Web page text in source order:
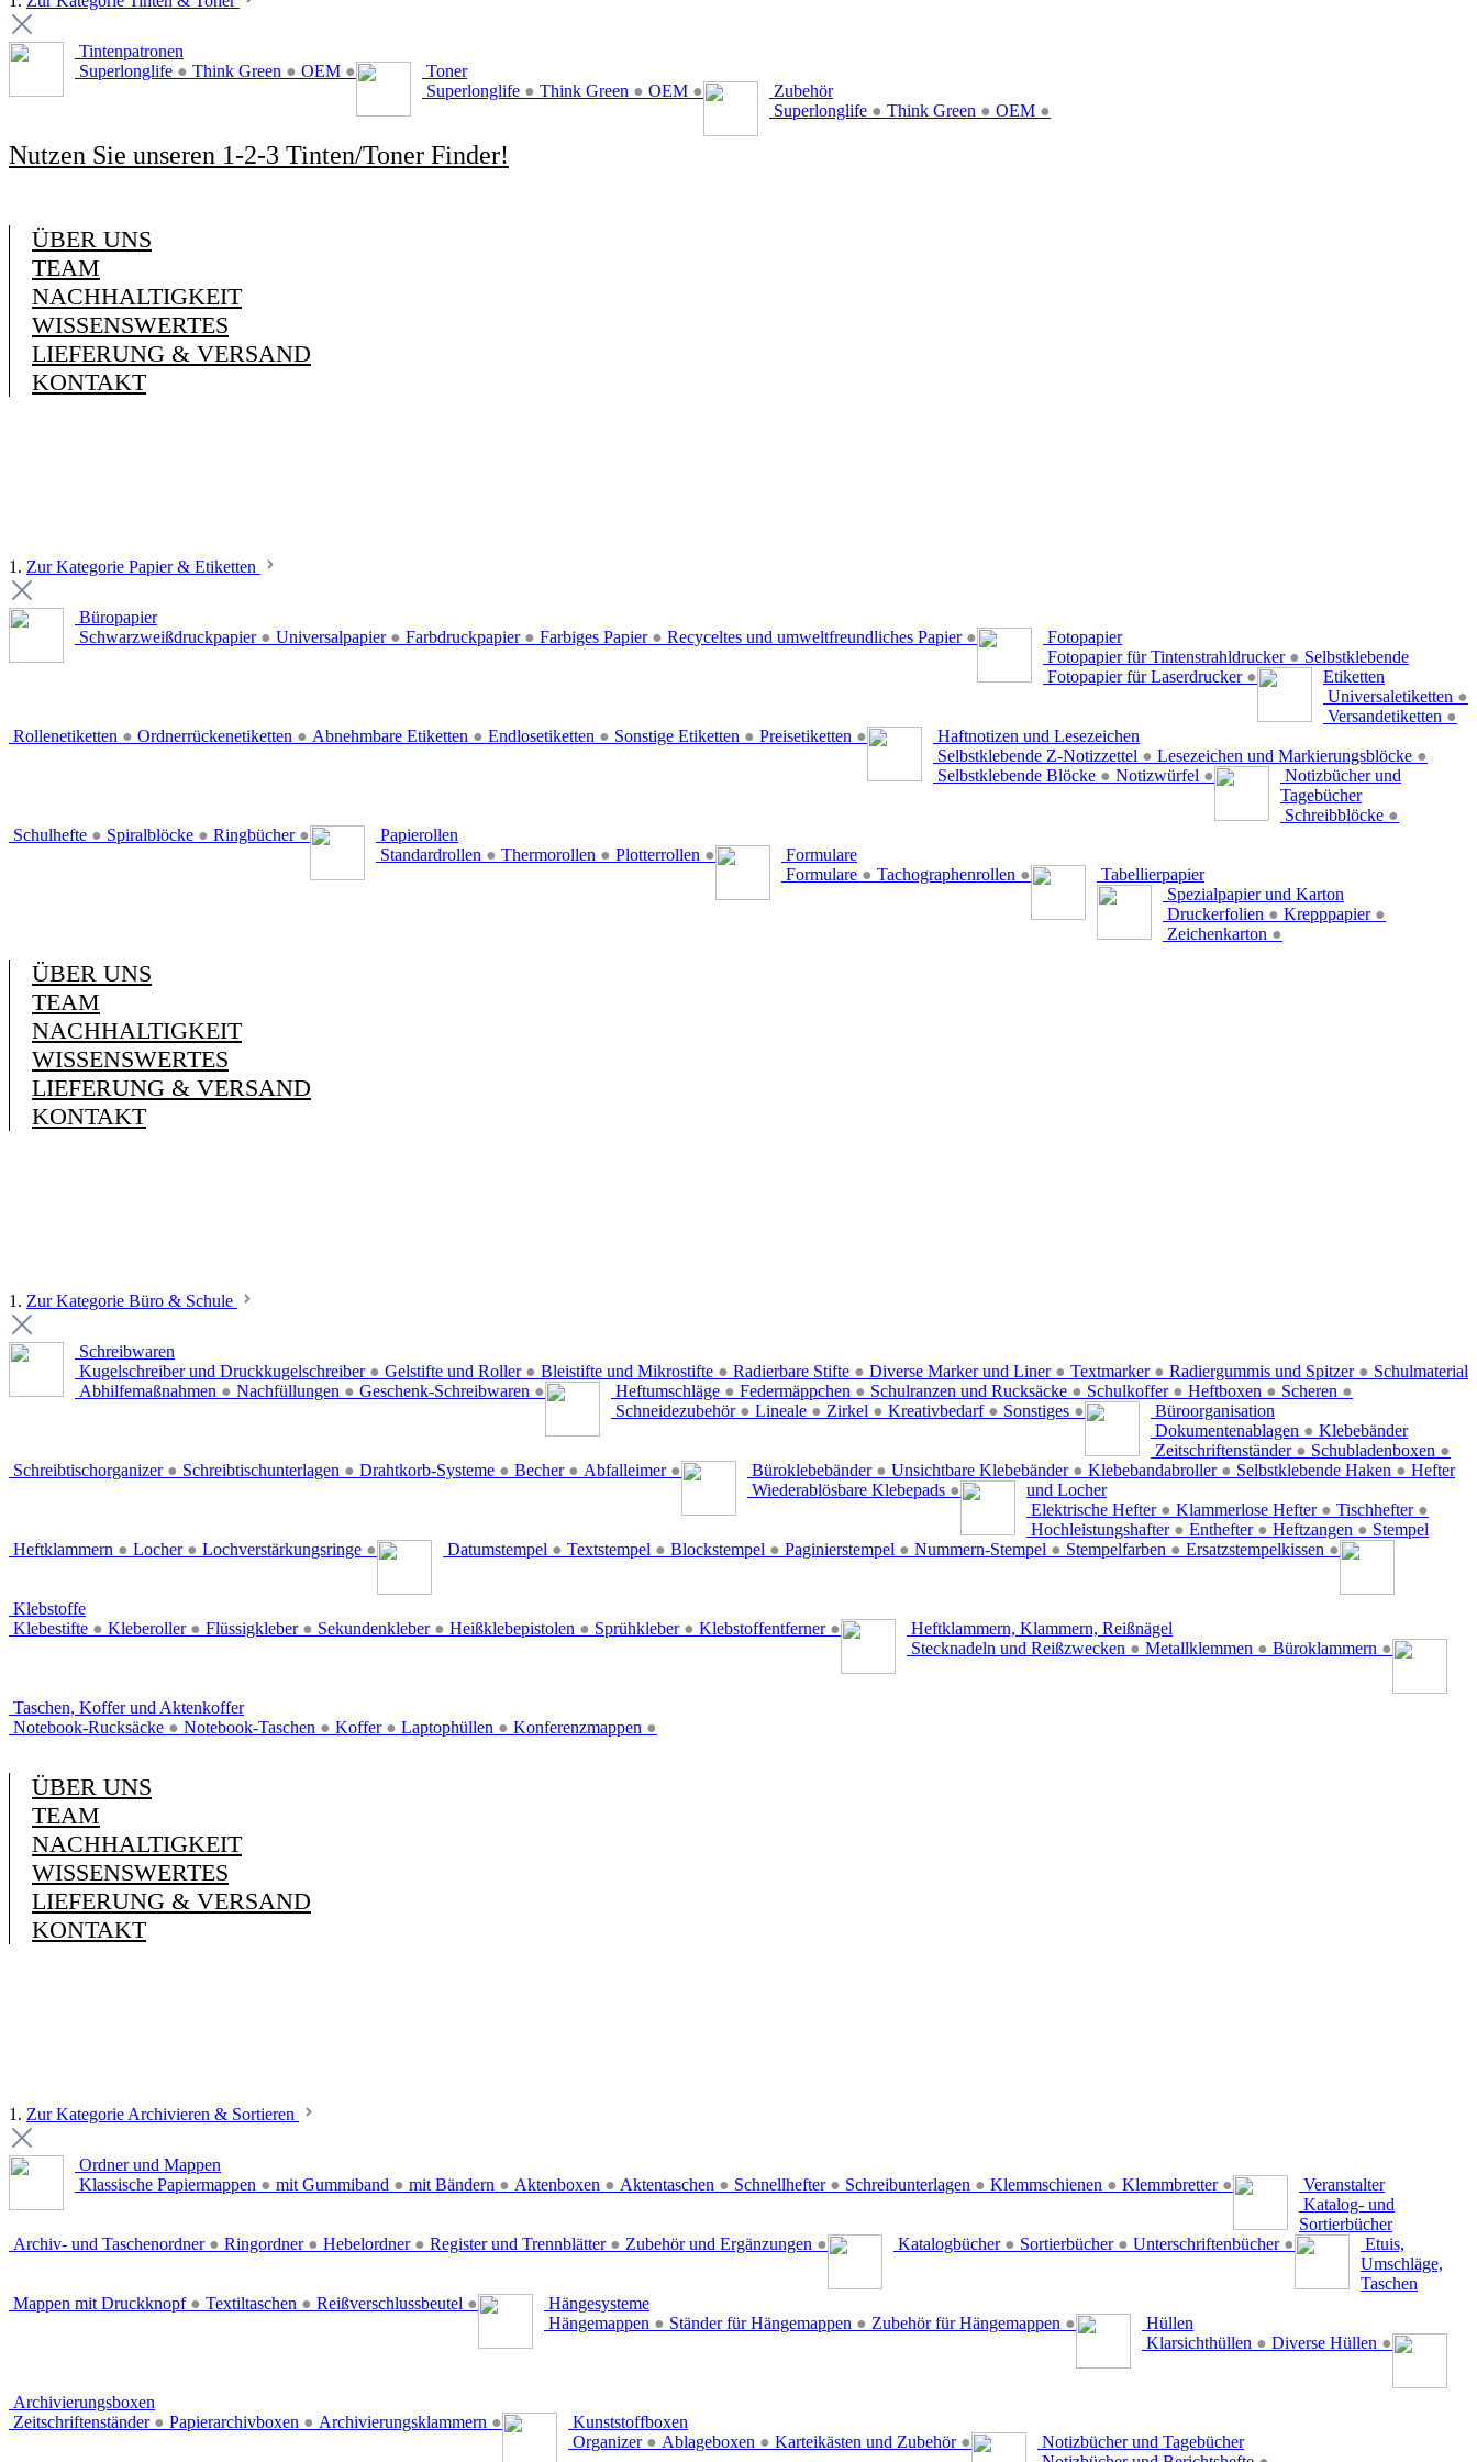
Tintenpatronen
Superlonglife ● Think Green ● OEM ●
Toner
Superlonglife ● Think Green ● OEM ●
Zubehör
Superlonglife ● Think Green ● OEM ●
Nutzen Sie unseren 1-2-3 Tinten/Toner Finder!
ÜBER UNS
TEAM
NACHHALTIGKEIT
WISSENSWERTES
LIEFERUNG & VERSAND
KONTAKT
1. Zur Kategorie Papier & Etiketten
Büropapier
Schwarzweißdruckpapier ● Universalpapier ● Farbdruckpapier ● Farbiges Papier ● Recyceltes und umweltfreundliches Papier ●
Fotopapier
Fotopapier für Tintenstrahldrucker ●
Fotopapier für Laserdrucker ●
Selbstklebende
Etiketten
Universaletiketten ●
Versandetiketten ●
Rollenetiketten ● Ordnerrückenetiketten ● Abnehmbare Etiketten ● Endlosetiketten ● Sonstige Etiketten ● Preisetiketten ●
Haftnotizen und Lesezeichen
Selbstklebende Z-Notizzettel ● Lesezeichen und Markierungsblöcke ●
Selbstklebende Blöcke ● Notizwürfel ●
Notizbücher und
Tagebücher
Schreibblöcke ●
Schulhefte ● Spiralblöcke ● Ringbücher ●
Papierollen
Standardrollen ● Thermorollen ● Plotterrollen ●
Formulare
Formulare ● Tachographenrollen ●
Tabellierpapier
Spezialpapier und Karton
Druckerfolien ● Krepppapier ●
Zeichenkarton ●
ÜBER UNS
TEAM
NACHHALTIGKEIT
WISSENSWERTES
LIEFERUNG & VERSAND
KONTAKT
1. Zur Kategorie Büro & Schule
Schreibwaren
Kugelschreiber und Druckkugelschreiber ● Gelstifte und Roller ● Bleistifte und Mikrostifte ● Radierbare Stifte ● Diverse Marker und Liner ● Textmarker ● Radiergummis und Spitzer ●
Abhilfemaßnahmen ● Nachfüllungen ● Geschenk-Schreibwaren ●
Schulmaterial
Heftumschläge ● Federmäppchen ● Schulranzen und Rucksäcke ● Schulkoffer ● Heftboxen ● Scheren ●
Schneidezubehör ● Lineale ● Zirkel ● Kreativbedarf ● Sonstiges ●
Büroorganisation
Dokumentenablagen ●
Zeitschriftenständer ● Schubladenboxen ●
Schreibtischorganizer ● Schreibtischunterlagen ● Drahtkorb-Systeme ● Becher ● Abfalleimer ●
Klebebänder
Büroklebebänder ● Unsichtbare Klebebänder ● Klebebandabroller ● Selbstklebende Haken ●
Wiederablösbare Klebepads ●
Hefter
und Locher
Elektrische Hefter ● Klammerlose Hefter ● Tischhefter ●
Hochleistungshafter ● Enthefter ● Heftzangen ●
Heftklammern ● Locher ● Lochverstärkungsringe ●
Stempel
Datumstempel ● Textstempel ● Blockstempel ● Paginierstempel ● Nummern-Stempel ● Stempelfarben ● Ersatzstempelkissen ●
Klebstoffe
Klebestifte ● Kleberoller ● Flüssigkleber ● Sekundenkleber ● Heißklebepistolen ● Sprühkleber ● Klebstoffentferner ●
Heftklammern, Klammern, Reißnägel
Stecknadeln und Reißzwecken ● Metallklemmen ● Büroklammern ●
Taschen, Koffer und Aktenkoffer
Notebook-Rucksäcke ● Notebook-Taschen ● Koffer ● Laptophüllen ● Konferenzmappen ●
ÜBER UNS
TEAM
NACHHALTIGKEIT
WISSENSWERTES
LIEFERUNG & VERSAND
KONTAKT
1. Zur Kategorie Archivieren & Sortieren
Ordner und Mappen
Klassische Papiermappen ● mit Gummiband ● mit Bändern ● Aktenboxen ● Aktentaschen ● Schnellhefter ● Schreibunterlagen ● Klemmschienen ● Klemmbretter ● Veranstalter
Archiv- und Taschenordner ● Ringordner ● Hebelordner ● Register und Trennblätter ● Zubehör und Ergänzungen ●
Katalog- und
Sortierbücher
Katalogbücher ● Sortierbücher ● Unterschriftenbücher ●
Etuis,
Umschläge,
Taschen
Mappen mit Druckknopf ● Textiltaschen ● Reißverschlussbeutel ●
Hängesysteme
Hängemappen ● Ständer für Hängemappen ● Zubehör für Hängemappen ●
Hüllen
Klarsichthüllen ● Diverse Hüllen ●
Archivierungsboxen
Zeitschriftenständer ● Papierarchivboxen ● Archivierungsklammern ●
Kunststoffboxen
Organizer ● Ablageboxen ● Karteikästen und Zubehör ●
Notizbücher und Tagebücher